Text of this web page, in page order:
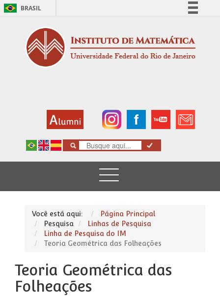
BRASIL
Comunica BR
Participe
Você está aqui:
Página Principal
Pesquisa
Linhas de Pesquisa
Linha de Pesquisa do IM
Teoria Geométrica das Folheações
Teoria Geométrica das
Folheações